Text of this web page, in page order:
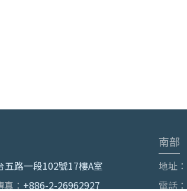
路一段102號17樓A室
真： +886-2-26962927
南部
地址：
電話：